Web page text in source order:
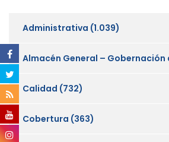
Administrativa (1.039)
Almacén General – Gobernación
Calidad (732)
Cobertura (363)